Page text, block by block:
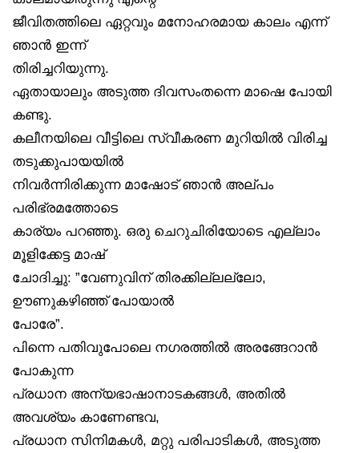
ജീവിതത്തിലെ ഏറ്റവും മനോഹരമായ കാലം എന്ന്
ഞാൻ ഇന്ന്
തിരിച്ചറിയുന്നു.
ഏതായാലും അടുത്ത ദിവസംതന്നെ മാഷെ പോയി
കണ്ടു.
കലീനയിലെ വീട്ടിലെ സ്വീകരണ മുറിയിൽ വിരിച്ച
തടുക്കുപായയിൽ
നിവർന്നിരിക്കുന്ന മാഷോട് ഞാൻ അല്പം
പരിഭ്രമത്തോടെ
കാര്യം പറഞ്ഞു. ഒരു ചെറുചിരിയോടെ എല്ലാം
മൂളിക്കേട്ട മാഷ്
ചോദിച്ചു: ”വേണുവിന് തിരക്കില്ലല്ലോ,
ഊണുകഴിഞ്ഞ് പോയാൽ
പോരേ”.
പിന്നെ പതിവുപോലെ നഗരത്തിൽ അരങ്ങേറാൻ
പോകുന്ന
പ്രധാന അന്യഭാഷാനാടകങ്ങൾ, അതിൽ
അവശ്യം കാണേണ്ടവ,
പ്രധാന സിനിമകൾ, മറ്റു പരിപാടികൾ, അടുത്ത